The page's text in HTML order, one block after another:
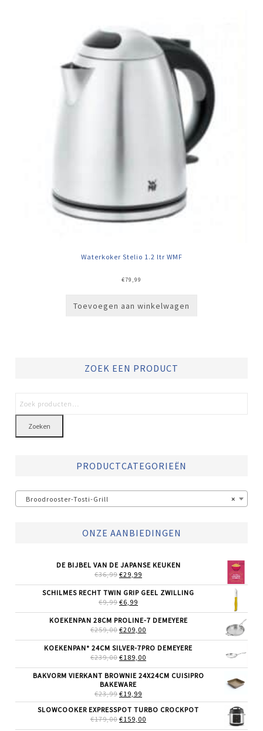
Waterkoker Stelio 1.2 ltr WMF
€79,99
Toevoegen aan winkelwagen
ZOEK EEN PRODUCT
Zoeken
PRODUCTCATEGORIEËN
×
Broodrooster-Tosti-Grill
ONZE AANBIEDINGEN
DE BIJBEL VAN DE JAPANSE KEUKEN
€36,99 OORSPRONKELIJKE
WAS:
€36,99.
€29,99
IS:
SCHILMES RECHT TWIN GRIP GEEL ZWILLING
€9,99 OORSPRONKELIJKE
WAS:
€9,99.
€6,99
IS:
€6,99.
KOEKENPAN 28CM PROLINE-7 DEMEYERE
€259,00 OORSPRONKELIJKE
WAS:
€259,00.
€209,00
IS:
KOEKENPAN* 24CM SILVER-7PRO DEMEYERE
€239,00 OORSPRONKELIJKE
WAS:
€239,00.
€189,00
IS:
BAKVORM VIERKANT BROWNIE 24X24CM CUISIPRO
BAKEWARE
€23,99 OORSPRONKELIJKE
PRIJS
WAS:
€23,99.
€19,99
PRIJS
IS:
€19,99.
SLOWCOOKER EXPRESSPOT TURBO CROCKPOT
€179,00 OORSPRONKELIJKE
€159,00